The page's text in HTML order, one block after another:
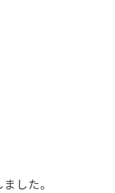
した。